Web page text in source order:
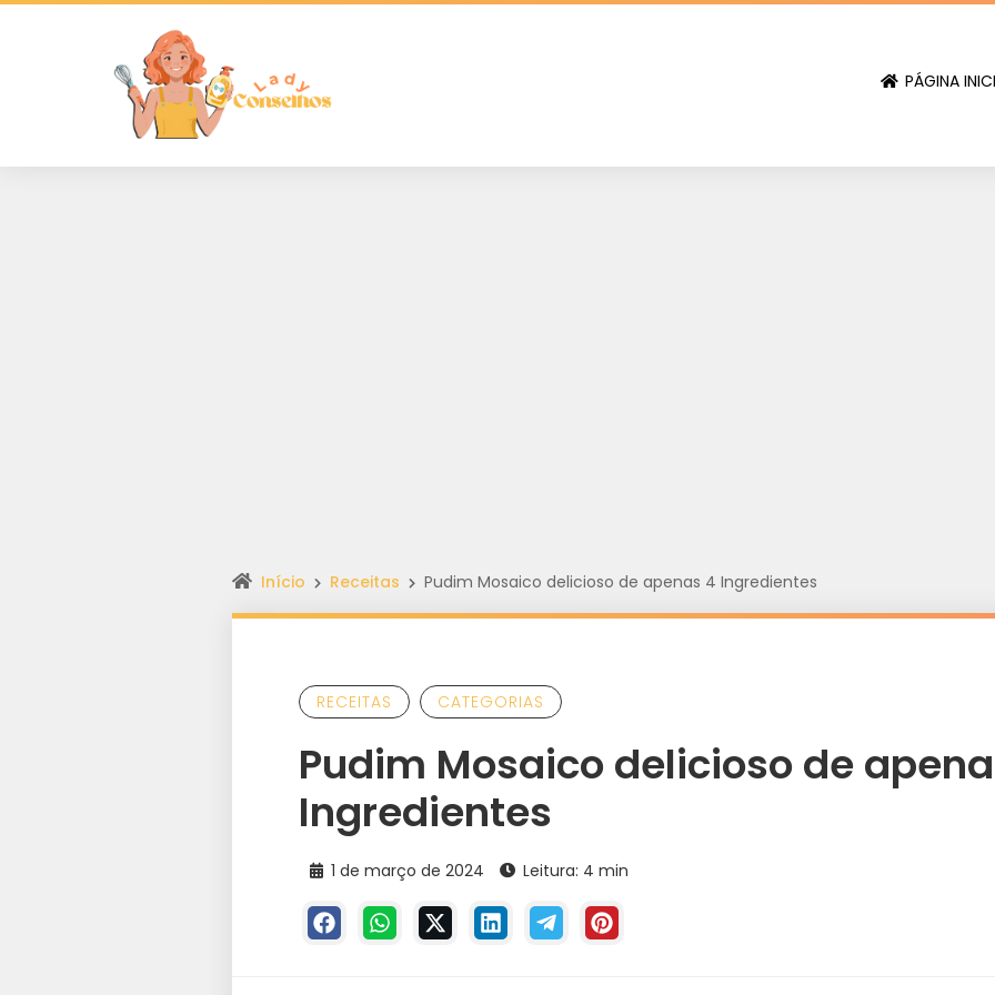
PÁGINA
Início Receitas Pudim Mosaico delicioso de apenas 4 Ingredientes
RECEITAS CATEGORIAS
Pudim Mosaico delicioso de
Ingredientes
1 de março de 2024 Leitura: 4 min